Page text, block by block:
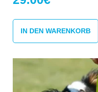
IN DEN WARENKORB